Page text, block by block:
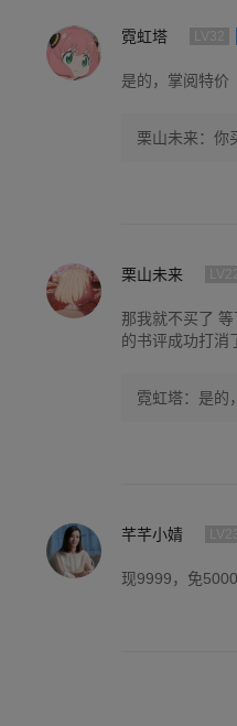
霓虹塔
是的，掌阅特价
栗山未来：你
栗山未来
那我就不买了
的书评成功打消
霓虹塔：是的
芊芊小婧
现9999，免